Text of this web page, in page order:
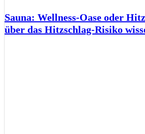
Sauna: Wellness-Oase oder
über das Hitzschlag-Risiko